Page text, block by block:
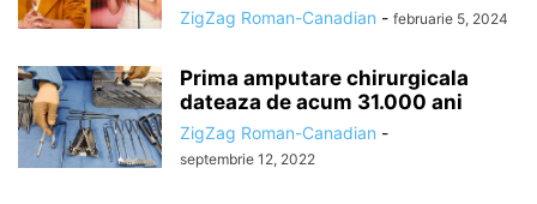
ZigZag Roman-Canadian - februarie 5, 2024
Prima amputare chirurgicala
dateaza de acum 31.000 ani
ZigZag Roman-Canadian -
septembrie 12, 2022